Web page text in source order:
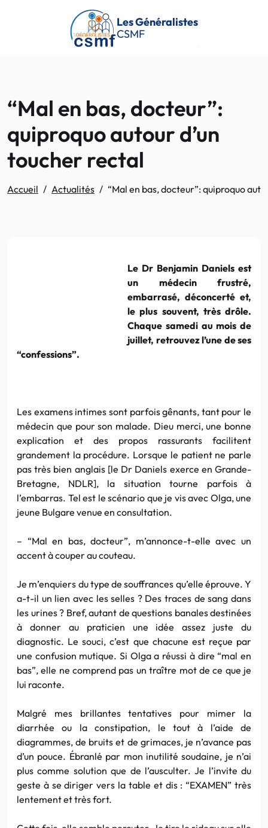
Passer au contenu principal
Les Généralistes
CSMF
“Mal en bas, docteur”:
quiproquo autour d’un
toucher rectal
Accueil Actualités “Mal en bas, docteur”: quiproquo
Le Dr Benjamin Daniels est
un médecin frustré,
embarrasé, déconcerté et,
le plus souvent, très drôle.
Chaque samedi au mois de
juillet, retrouvez l’une de ses
“confessions”.
Les examens intimes sont parfois gênants, tant pour le
médecin que pour son malade. Dieu merci, une bonne
explication et des propos rassurants facilitent
grandement la procédure. Lorsque le patient ne parle
pas très bien anglais [le Dr Daniels exerce en Grande-
Bretagne, NDLR], la situation tourne parfois à
l’embarras. Tel est le scénario que je vis avec Olga, une
jeune Bulgare venue en consultation.
– “Mal en bas, docteur”, m’annonce-t-elle avec un
accent à couper au couteau.
Je m’enquiers du type de souffrances qu’elle éprouve. Y
a-t-il un lien avec les selles ? Des traces de sang dans
les urines ? Bref, autant de questions banales destinées
à donner au praticien une idée assez juste du
diagnostic. Le souci, c’est que chacune est reçue par
une confusion mutique. Si Olga a réussi à dire “mal en
bas”, elle ne comprend pas un traître mot de ce que je
lui raconte.
Malgré mes brillantes tentatives pour mimer la
diarrhée ou la constipation, le tout à l’aide de
diagrammes, de bruits et de grimaces, je n’avance pas
d’un pouce. Ébranlé par mon inutilité soudaine, je n’ai
plus comme solution que de l’ausculter. Je l’invite du
geste à se diriger vers la table et dis : “EXAMEN” très
lentement et très fort.